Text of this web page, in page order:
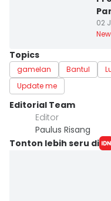
02
Topics
gamelan Bantul
Update me
Editorial Team
Editor
Paulus Risang
Tonton lebih seru di